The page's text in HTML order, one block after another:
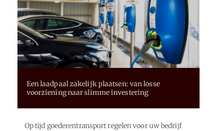
Een laadpaal zakelijk plaatsen: van losse
voorziening naar slimme investering
Op tijd goederentransport regelen voor uw bedrijf